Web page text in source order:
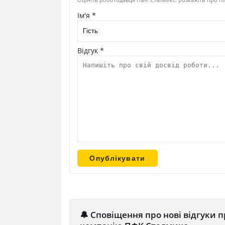
Ім'я *
Відгук *
🔔 Сповіщення про нові відгуки